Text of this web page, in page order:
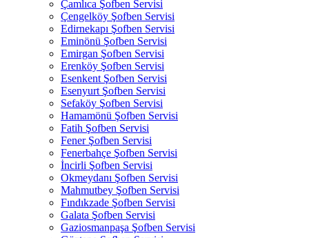
Çamlıca Şofben Servisi
Çengelköy Şofben Servisi
Edirnekapı Şofben Servisi
Eminönü Şofben Servisi
Emirgan Şofben Servisi
Erenköy Şofben Servisi
Esenkent Şofben Servisi
Esenyurt Şofben Servisi
Sefaköy Şofben Servisi
Hamamönü Şofben Servisi
Fatih Şofben Servisi
Fener Şofben Servisi
Fenerbahçe Şofben Servisi
İncirli Şofben Servisi
Okmeydanı Şofben Servisi
Mahmutbey Şofben Servisi
Fındıkzade Şofben Servisi
Galata Şofben Servisi
Gaziosmanpaşa Şofben Servisi